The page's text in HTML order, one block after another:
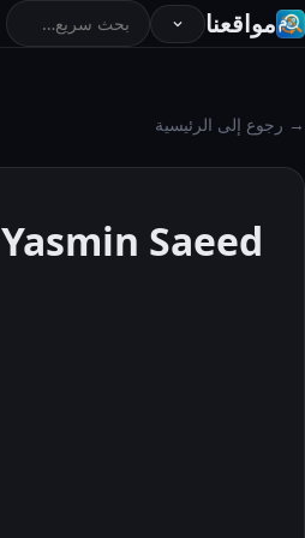
مواقعنا
→ رجوع إلى الرئيسية
Yasmin Saeed